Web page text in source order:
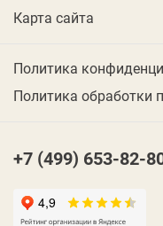
Карта сайта
Политика
Политика обработки
+7 (499) 653-82-